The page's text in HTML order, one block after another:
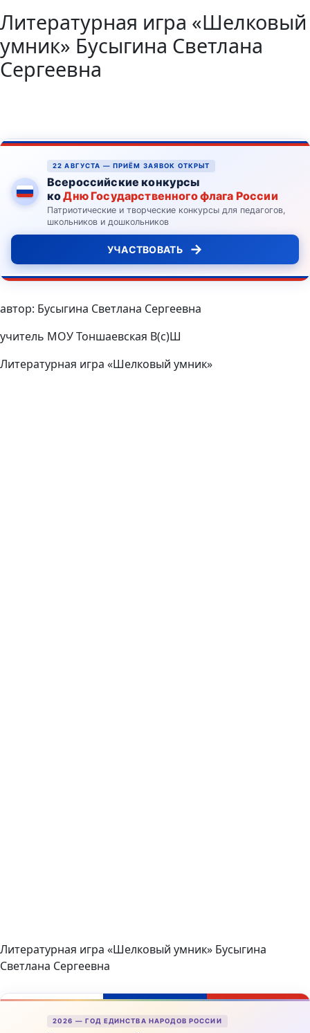
Литературная игра «Шелковый
умник» Бусыгина Светлана
Сергеевна
22 АВГУСТА — ПРИЁМ ЗАЯВОК ОТКРЫТ
Всероссийские конкурсы
коДню Государственного флага России
Патриотические и творческие конкурсы для педагогов,
школьников и дошкольников
УЧАСТВОВАТЬ →
автор: Бусыгина Светлана Сергеевна
учитель МОУ Тоншаевская В(с)Ш
Литературная игра «Шелковый умник»
Литературная игра «Шелковый умник» Бусыгина
Светлана Сергеевна
2026 — ГОД ЕДИНСТВА НАРОДОВ РОССИИ